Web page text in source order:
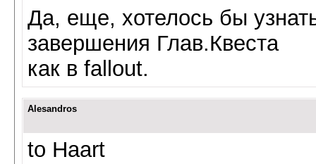
Да, еще, хотелось бы
завершения Глав.Квеста
как в fallout.
Alesandros
to Haart